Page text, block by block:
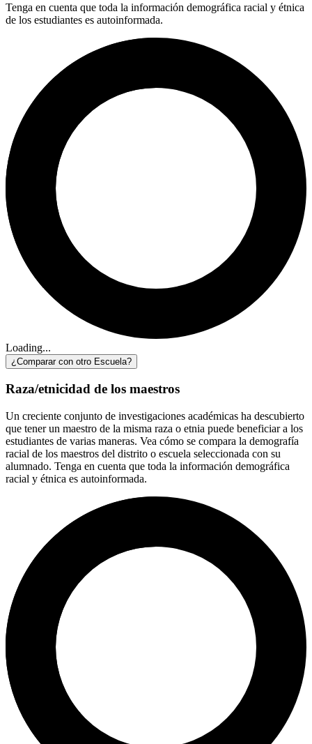
Tenga en cuenta que toda la información demográfica racial y étnica
de los estudiantes es autoinformada.
Loading...
¿Comparar con otro Escuela?
Raza/etnicidad de los maestros
Un creciente conjunto de investigaciones académicas ha descubierto
que tener un maestro de la misma raza o etnia puede beneficiar a los
estudiantes de varias maneras. Vea cómo se compara la demografía
racial de los maestros del distrito o escuela seleccionada con su
alumnado. Tenga en cuenta que toda la información demográfica
racial y étnica es autoinformada.